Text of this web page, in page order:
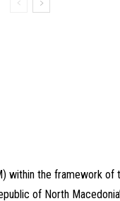
within the framework
of North